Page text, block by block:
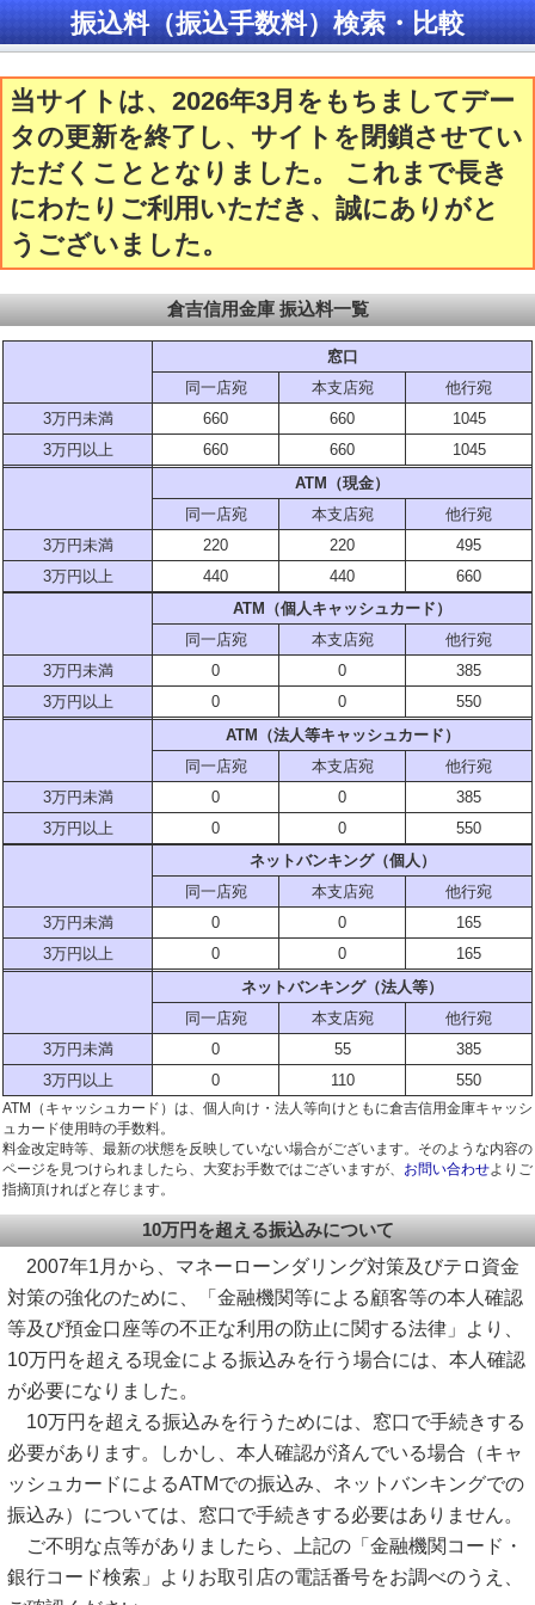
振込料（振込手数料）検索・比較
当サイトは、2026年3月をもちましてデー
タの更新を終了し、サイトを閉鎖させてい
ただくこととなりました。 これまで長き
にわたりご利用いただき、誠にありがと
うございました。
倉吉信用金庫 振込料一覧
窓口
同一店宛
本支店宛
他行宛
3万円未満
660 660
1045
3万円以上
660 660
1045
ATM（現金）
同一店宛
本支店宛
他行宛
3万円未満
220 220
495
3万円以上
440 440
660
ATM（個人キャッシュカード）
同一店宛
本支店宛
他行宛
3万円未満
0 0
385
3万円以上
0 0
550
ATM（法人等キャッシュカード）
同一店宛
本支店宛
他行宛
3万円未満
0 0
385
3万円以上
0 0
550
ネットバンキング（個人）
同一店宛
本支店宛
他行宛
3万円未満
0 0
165
3万円以上
0 0
165
ネットバンキング（法人等）
同一店宛
本支店宛
他行宛
3万円未満
0 55
385
3万円以上
0 110 550
ATM（キャッシュカード）は、個人向け・法人等向けともに倉吉信用金庫キャッシ
ュカード使用時の手数料。
料金改定時等、最新の状態を反映していない場合がございます。そのような内容の
ページを見つけられましたら、大変お手数ではございますが、 お問い合わせよりご
指摘頂ければと存じます。
10万円を超える振込みについて
2007年1月から、マネーローンダリング対策及びテロ資金
対策の強化のために、「金融機関等による顧客等の本人確認
等及び預金口座等の不正な利用の防止に関する法律」より、
10万円を超える現金による振込みを行う場合には、本人確認
が必要になりました。
10万円を超える振込みを行うためには、窓口で手続きする
必要があります。しかし、本人確認が済んでいる場合（キャ
ッシュカードによるATMでの振込み、ネットバンキングでの
振込み）については、窓口で手続きする必要はありません。
ご不明な点等がありましたら、上記の「金融機関コード・
銀行コード検索」よりお取引店の電話番号をお調べのうえ、